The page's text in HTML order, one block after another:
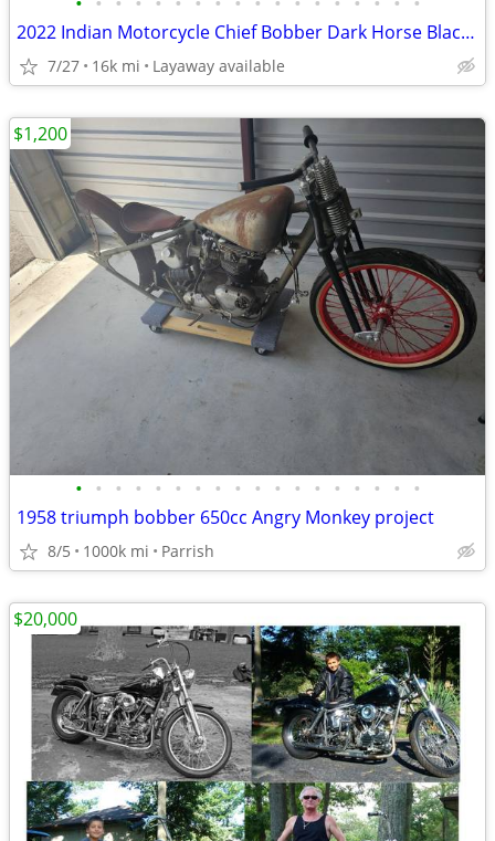
2022 Indian Motorcycle Chief Bobber Dark Horse Black Smoke
7/27 16k mi Layaway available
• • • • • • • • • • • • • • • • • •
1958 triumph bobber 650cc Angry Monkey project
8/5 1000k mi Parrish
$1,200
$20,000